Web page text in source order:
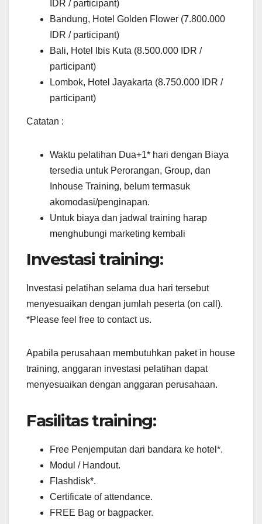
IDR / participant)
Bandung, Hotel Golden Flower (7.800.000
IDR / participant)
Bali, Hotel Ibis Kuta (8.500.000 IDR /
participant)
Lombok, Hotel Jayakarta (8.750.000 IDR /
participant)
Catatan :
Waktu pelatihan Dua+1* hari dengan Biaya
tersedia untuk Perorangan, Group, dan
Inhouse Training, belum termasuk
akomodasi/penginapan.
Untuk biaya dan jadwal training harap
menghubungi marketing kembali
Investasi training:
Investasi pelatihan selama dua hari tersebut
menyesuaikan dengan jumlah peserta (on call).
*Please feel free to contact us.
Apabila perusahaan membutuhkan paket in house
training, anggaran investasi pelatihan dapat
menyesuaikan dengan anggaran perusahaan.
Fasilitas training:
Free Penjemputan dari bandara ke hotel*.
Modul / Handout.
Flashdisk*.
Certificate of attendance.
FREE Bag or bagpacker.